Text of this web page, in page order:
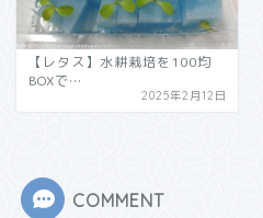
【レタス】水耕栽培を100均
BOXで…
2025年2月12日
COMMENT